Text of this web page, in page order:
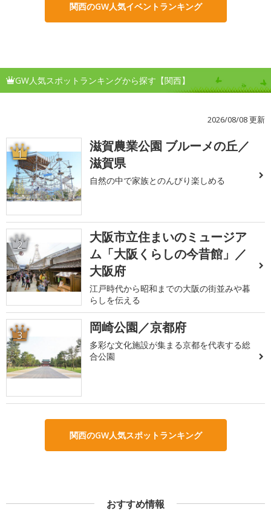
関西のGW人気イベントランキング
GW人気スポットランキングから探す【関西】
2026/08/08 更新
1
滋賀農業公園 ブルーメの丘／
滋賀県
自然の中で家族とのんびり楽しめる
2
大阪市立住まいのミュージア
ム「大阪くらしの今昔館」／
大阪府
江戸時代から昭和までの大阪の街並みや暮
らしを伝える
3 岡崎公園／京都府
多彩な文化施設が集まる京都を代表する総
合公園
関西のGW人気スポットランキング
おすすめ情報